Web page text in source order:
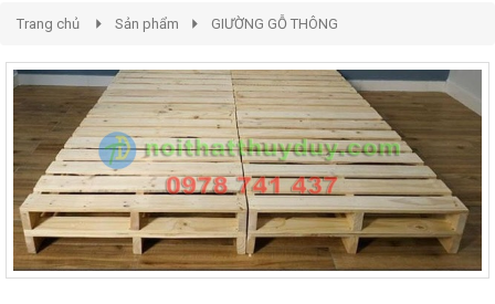
Trang chủ Sản phẩm GIƯỜNG GỖ THÔNG